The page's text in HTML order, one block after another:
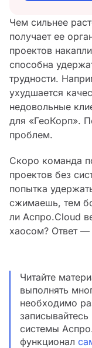
Чем сильнее
получает ее
проектов
способна
трудности.
ухудшается
недовольные
для «ГеоКорп».
проблем.
Скоро команда
проектов без
попытка
сжимаешь, тем
ли Аспро.Cloud
хаосом? Ответ —
Читайте
выполнять
необходимо
записывайтесь
системы
функционал